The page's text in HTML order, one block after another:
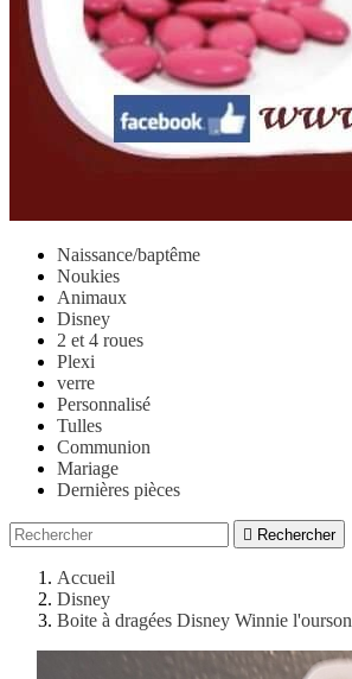
Naissance/baptême
Noukies
Animaux
Disney
2 et 4 roues
Plexi
verre
Personnalisé
Tulles
Communion
Mariage
Dernières pièces
 Rechercher
Accueil
Disney
Boite à dragées Disney Winnie l'ourson